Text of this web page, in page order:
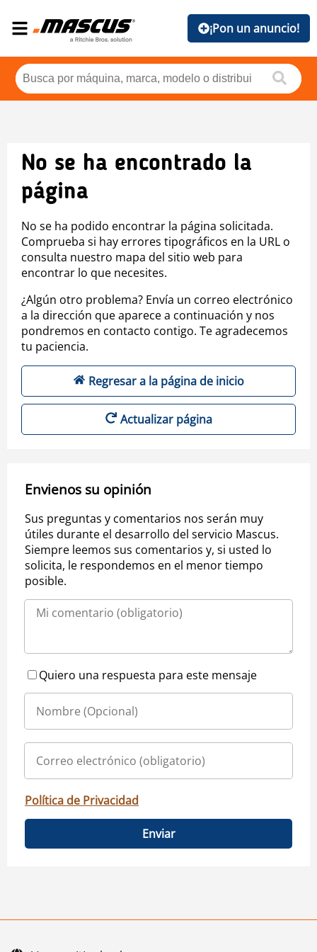
¡Pon un anuncio!
No se ha encontrado la
página
No se ha podido encontrar la página solicitada.
Comprueba si hay errores tipográficos en la URL o
consulta nuestro mapa del sitio web para
encontrar lo que necesites.
¿Algún otro problema? Envía un correo electrónico
a la dirección que aparece a continuación y nos
pondremos en contacto contigo. Te agradecemos
tu paciencia.
Regresar a la página de inicio
Actualizar página
Envienos su opinión
Sus preguntas y comentarios nos serán muy
útiles durante el desarrollo del servicio Mascus.
Siempre leemos sus comentarios y, si usted lo
solicita, le respondemos en el menor tiempo
posible.
Quiero una respuesta para este mensaje
Política de Privacidad
Enviar